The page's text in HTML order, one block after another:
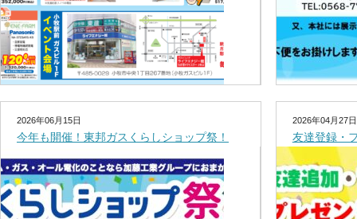
2026年06月15日
今年も開催！東邦ガスくらしショップ祭！
2026年04月27日
友達登録・